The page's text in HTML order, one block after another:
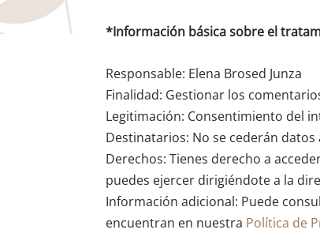
*Información básica sobre el
Responsable: Elena Brosed Junza
Finalidad: Gestionar los
Legitimación: Consentimiento del
Destinatarios: No se cederán
Derechos: Tienes derecho a
puedes ejercer dirigiéndote a la
Información adicional: Puede
encuentran en nuestra Política de